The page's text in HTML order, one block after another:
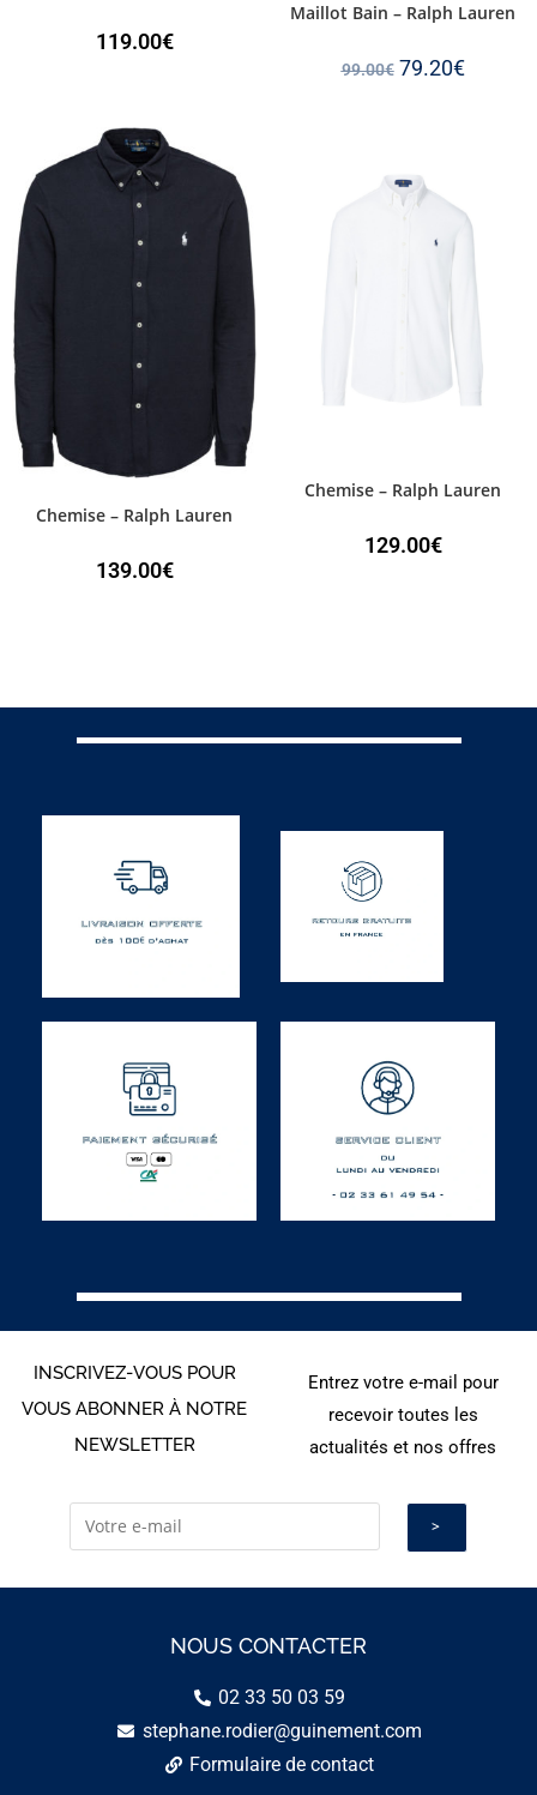
119.00€
Maillot Bain – Ralph Lauren
99.00€ 79.20€
Chemise – Ralph Lauren
139.00€
Chemise – Ralph Lauren
129.00€
INSCRIVEZ-VOUS POUR
VOUS ABONNER À NOTRE
NEWSLETTER
Entrez votre e-mail pour
recevoir toutes les
actualités et nos offres
NOUS CONTACTER
02 33 50 03 59
stephane.rodier@guinement.com
Formulaire de contact